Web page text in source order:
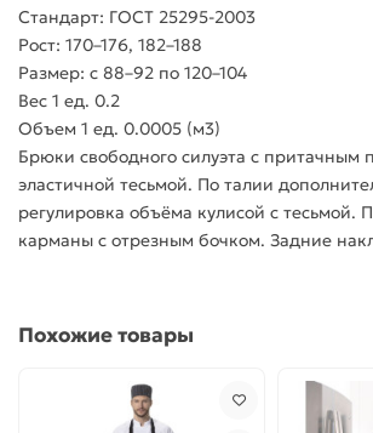
Стандарт: ГОСТ 25295-2003
Рост: 170–176, 182–188
Размер: с 88–92 по 120–104
Вес 1 ед. 0.2
Объем 1 ед. 0.0005 (м3)
Брюки свободного силуэта с притачным
эластичной тесьмой. По талии
регулировка объёма кулисой с тесьмой.
карманы с отрезным бочком. Задние
Похожие товары